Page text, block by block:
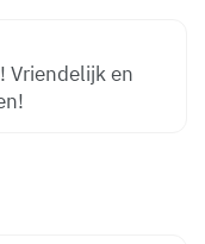
Vriendelijk en